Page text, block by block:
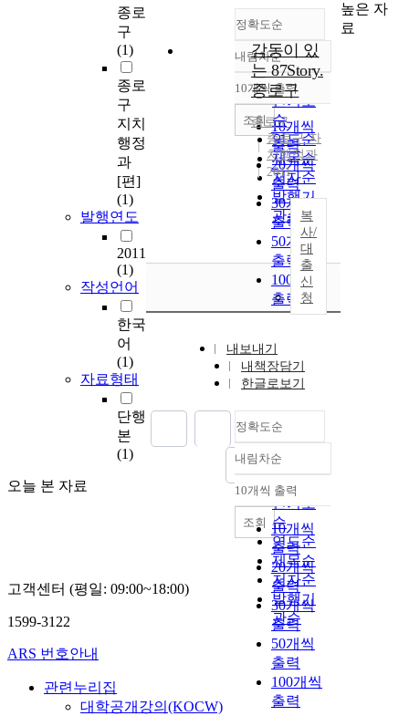
종로
구
(1)
종로
구
지치
행정
과
[편]
(1)
발행연도
2011
(1)
작성언어
한국
어
(1)
자료형태
단행
본
(1)
오늘 본 자료
정확도순
정확도
순
인기도
순
연도순
제목순
저자순
발행기
관순
내림차순
내림차순
10개씩 출력
10개씩
출력
20개씩
출력
30개씩
출력
50개씩
출력
100개씩
출력
조회
감동이 있
는 87Story.
종로구
종로구
종로구 자
치행정과
2011
복
사/
대
출
신
청
내보내기
내책장담기
한글로보기
정확도순
정확도
순
인기도
순
연도순
제목순
저자순
발행기
관순
내림차순
내림차순
10개씩 출력
10개씩
출력
20개씩
출력
30개씩
출력
50개씩
출력
100개씩
출력
조회
높은 자
료
고객센터 (평일: 09:00~18:00)
1599-3122
ARS 번호안내
관련누리집
대학공개강의(KOCW)